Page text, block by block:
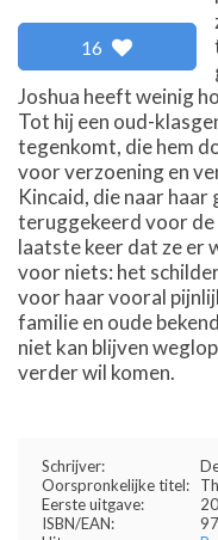
16
Joshua heeft weinig
Tot hij een oud-
tegenkomt, die hem
voor verzoening en
Kincaid, die naar
teruggekeerd voor
laatste keer dat ze er
voor niets: het
voor haar vooral
familie en oude
niet kan blijven
verder wil komen.
Schrijver:
Oorspronkelijke titel:
Eerste uitgave:
ISBN/EAN: